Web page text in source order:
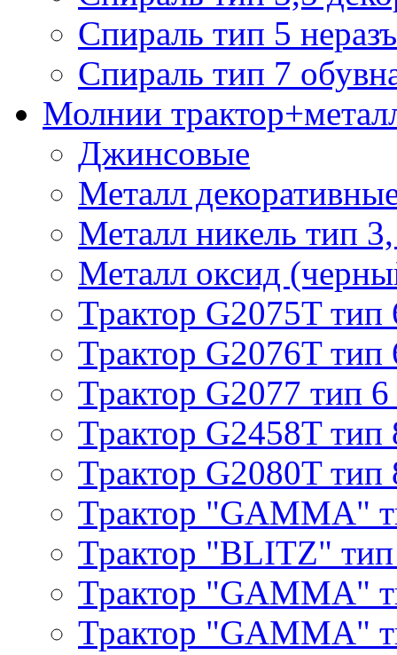
Спираль тип 5
Спираль тип 7
Молнии
Джинсовые
Металл
Металл никель тип
Металл оксид
Трактор G2075T тип
Трактор G2076T тип
Трактор G2077 тип 6
Трактор G2458T тип
Трактор G2080T тип
Трактор "GAMMA"
Трактор "BLITZ"
Трактор "GAMMA"
Трактор "GAMMA"